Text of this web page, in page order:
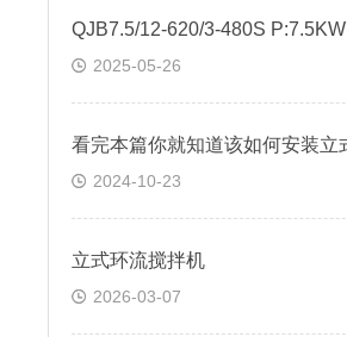
QJB7.5/12-620/3-480S P:7.5KW
2025-05-26
2024-10-23
立式环流搅拌机
2026-03-07